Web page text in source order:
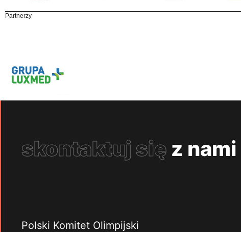
Partnerzy
skontaktuj się z nami
Polski Komitet Olimpijski